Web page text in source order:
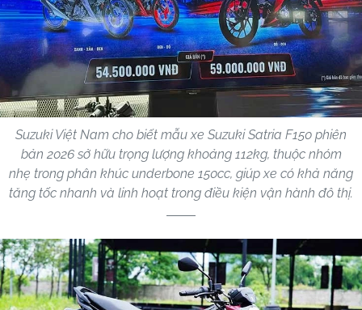
Suzuki Việt Nam cho biết mẫu xe Suzuki Satria F150 phiên
bản 2026 sở hữu trọng lượng khoảng 112kg, thuộc nhóm
nhẹ trong phân khúc underbone 150cc, giúp xe có khả năng
tăng tốc nhanh và linh hoạt trong điều kiện vận hành đô thị.